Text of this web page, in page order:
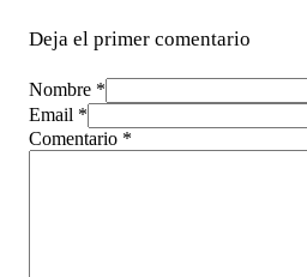
Deja el primer comentario
Nombre *
Email *
Comentario *